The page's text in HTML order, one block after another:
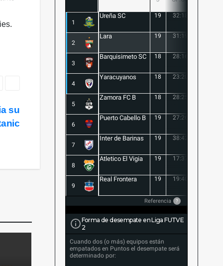
su
1
Ureña SC 19 32:18
2
Lara 19 31:19
3
Barquisimeto SC 18 28:16
4
Yaracuyanos 18 23:20
5
Zamora FC B 18 28:25
6
Puerto Cabello B 19 27:26
7
Inter de Barinas 19 38:42
8
Atletico El Vigia 19 17:37
9
Real Frontera 19 19:40
Referencia ?
Forma de desempate en Liga FUTVE
2
Cuando dos (o más) equipos están
empatados en Puntos el desempate será
determinado por: